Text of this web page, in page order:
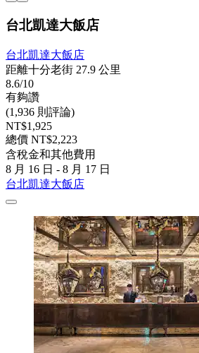
台北凱達大飯店
台北凱達大飯店
距離十分老街 27.9 公里
8.6/10
有夠讚
(1,936 則評論)
NT$1,925
總價 NT$2,223
含稅金和其他費用
8 月 16 日 - 8 月 17 日
台北凱達大飯店